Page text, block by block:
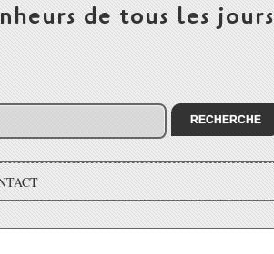
de tous les jours